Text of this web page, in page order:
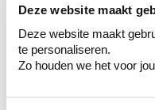
Deze website maakt
Deze website maakt
te personaliseren.
Zo houden we het voor